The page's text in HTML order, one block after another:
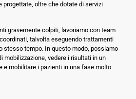
progettate, oltre che dotate di servizi
gravemente colpiti, lavoriamo con team
talvolta eseguendo trattamenti
stesso tempo. In questo modo, possiamo
mobilizzazione, vedere i risultati in un
e mobilitare i pazienti in una fase molto